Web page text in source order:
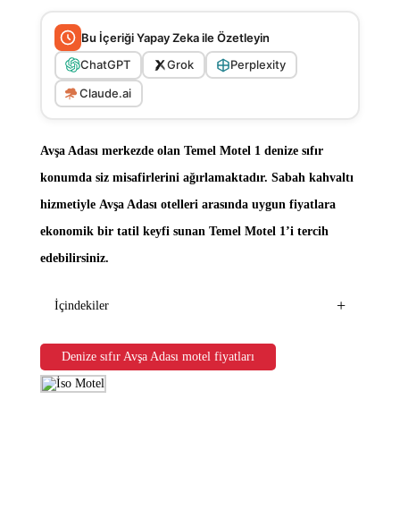
Bu İçeriği Yapay Zeka ile Özetleyin
ChatGPT
Grok
Perplexity
Claude.ai
Avşa Adası merkezde olan Temel Motel 1 denize sıfır
konumda siz misafirlerini ağırlamaktadır. Sabah kahvaltı
hizmetiyle Avşa Adası otelleri arasında uygun fiyatlara
ekonomik bir tatil keyfi sunan Temel Motel 1’i tercih
edebilirsiniz.
İçindekiler +
Denize sıfır Avşa Adası motel fiyatları